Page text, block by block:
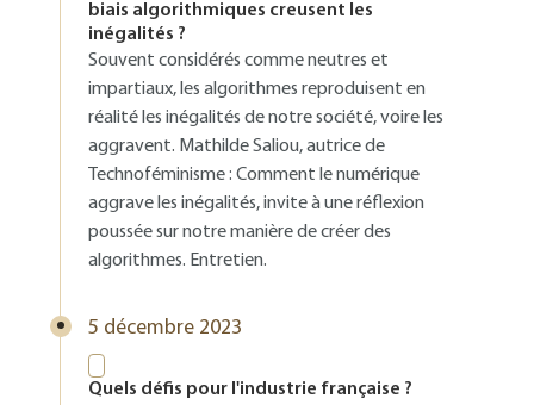
biais algorithmiques creusent les
inégalités ?
Souvent considérés comme neutres et
impartiaux, les algorithmes reproduisent en
réalité les inégalités de notre société, voire les
aggravent. Mathilde Saliou, autrice de
Technoféminisme : Comment le numérique
aggrave les inégalités, invite à une réflexion
poussée sur notre manière de créer des
algorithmes. Entretien.
5 décembre 2023
Quels défis pour l'industrie française ?